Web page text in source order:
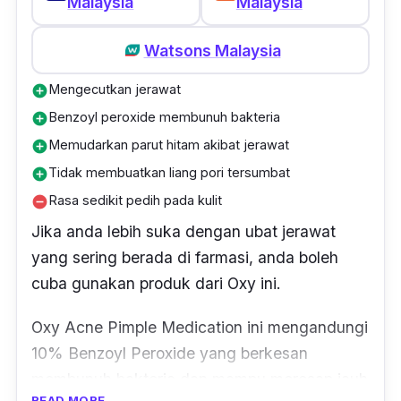
Watsons Malaysia
add_circleMengecutkan jerawat
add_circleBenzoyl peroxide membunuh bakteria
add_circleMemudarkan parut hitam akibat jerawat
add_circleTidak membuatkan liang pori tersumbat
remove_circleRasa sedikit pedih pada kulit
Jika anda lebih suka dengan ubat jerawat
yang sering berada di farmasi, anda boleh
cuba gunakan produk dari Oxy ini.
Oxy Acne Pimple Medication ini mengandungi
10% Benzoyl Peroxide yang berkesan